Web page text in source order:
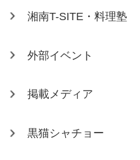
湘南T-SITE・料理塾
外部イベント
掲載メディア
黒猫シャチョー